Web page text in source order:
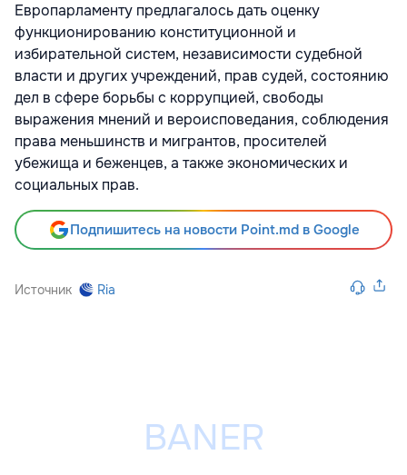
Европарламенту предлагалось дать оценку
функционированию конституционной и
избирательной систем, независимости судебной
власти и других учреждений, прав судей, состоянию
дел в сфере борьбы с коррупцией, свободы
выражения мнений и вероисповедания, соблюдения
права меньшинств и мигрантов, просителей
убежища и беженцев, а также экономических и
социальных прав.
Подпишитесь на новости Point.md в Google
Источник Ria